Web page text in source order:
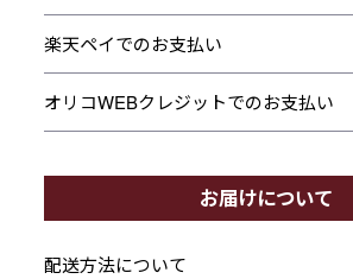
楽天ペイでのお支払い
オリコWEBクレジットでのお支払い
お届けについて
配送方法について